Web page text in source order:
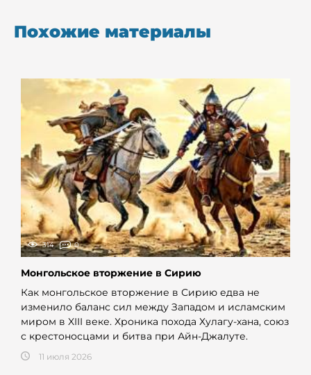
Похожие материалы
314 0
Монгольское вторжение в Сирию
Как монгольское вторжение в Сирию едва не
изменило баланс сил между Западом и исламским
миром в XIII веке. Хроника похода Хулагу-хана, союз
с крестоносцами и битва при Айн-Джалуте.
11 июля 2026